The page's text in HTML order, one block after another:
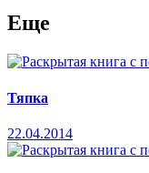
Еще
Тяпка
22.04.2014